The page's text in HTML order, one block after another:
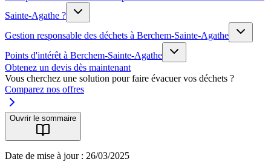
Sainte-Agathe ?
Gestion responsable des déchets à Berchem-Sainte-Agathe
Points d'intérêt à Berchem-Sainte-Agathe
Obtenez un devis dès maintenant
Vous cherchez une solution pour faire évacuer vos déchets ?
Comparez nos offres
Ouvrir le sommaire
Date de mise à jour : 26/03/2025